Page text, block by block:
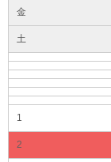
金
土
1
2